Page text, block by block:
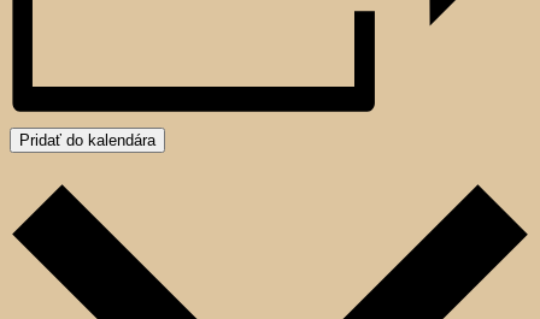
Pridať do kalendára